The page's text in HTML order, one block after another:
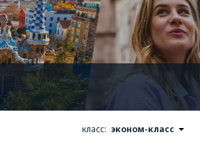
класс: эконом-класс